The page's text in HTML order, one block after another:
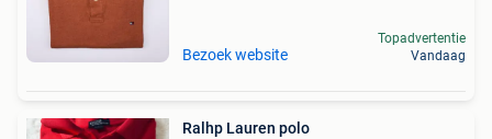
Bezoek website
Topadvertentie
Vandaag
Ralhp Lauren polo